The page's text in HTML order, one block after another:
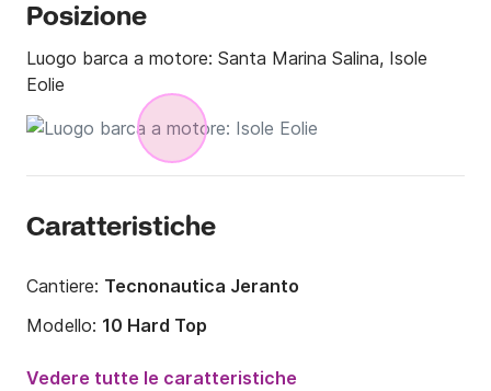
Posizione
Luogo barca a motore: Santa Marina Salina, Isole
Eolie
Caratteristiche
Cantiere: Tecnonautica Jeranto
Modello: 10 Hard Top
630CV
Vedere tutte le caratteristiche